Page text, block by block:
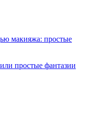
макияжа: простые
простые фантазии